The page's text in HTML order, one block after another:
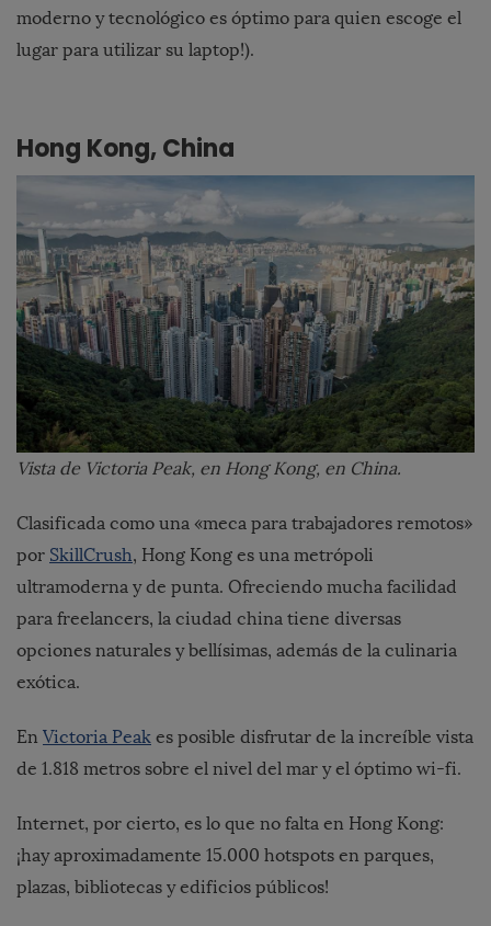
moderno y tecnológico es óptimo para quien escoge el
lugar para utilizar su laptop!).
Hong Kong, China
Vista de Victoria Peak, en Hong Kong, en China.
Clasificada como una «meca para trabajadores remotos»
por SkillCrush, Hong Kong es una metrópoli
ultramoderna y de punta. Ofreciendo mucha facilidad
para freelancers, la ciudad china tiene diversas
opciones naturales y bellísimas, además de la culinaria
exótica.
En Victoria Peak es posible disfrutar de la increíble vista
de 1.818 metros sobre el nivel del mar y el óptimo wi-fi.
Internet, por cierto, es lo que no falta en Hong Kong:
¡hay aproximadamente 15.000 hotspots en parques,
plazas, bibliotecas y edificios públicos!